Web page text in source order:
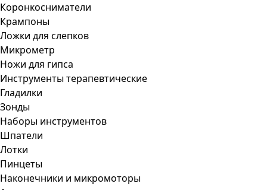
Коронкосниматели
Крампоны
Ложки для слепков
Микрометр
Ножи для гипса
Инструменты терапевтические
Гладилки
Зонды
Наборы инструментов
Шпатели
Лотки
Пинцеты
Наконечники и микромоторы